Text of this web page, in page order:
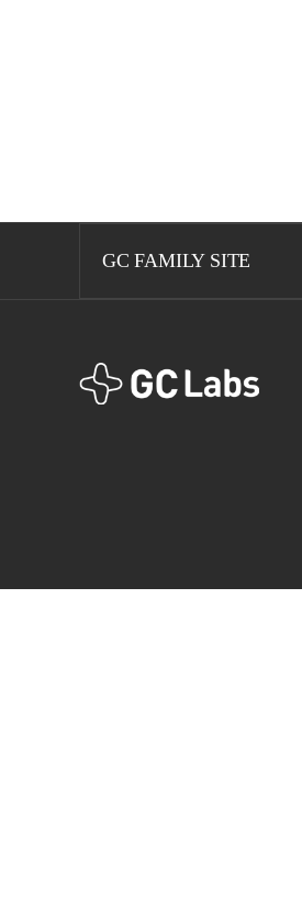
GC FAMILY SITE
GCLabs